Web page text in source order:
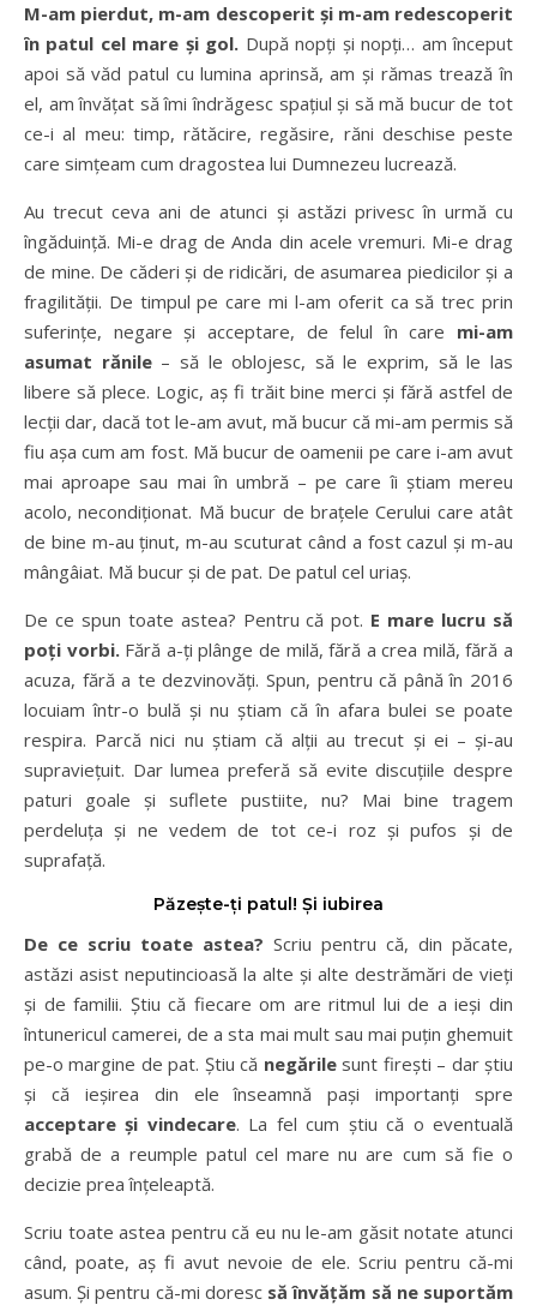
M-am pierdut, m-am descoperit și m-am redescoperit
în patul cel mare și gol. După nopți și nopți… am început
apoi să văd patul cu lumina aprinsă, am și rămas trează în
el, am învățat să îmi îndrăgesc spațiul și să mă bucur de tot
ce-i al meu: timp, rătăcire, regăsire, răni deschise peste
care simțeam cum dragostea lui Dumnezeu lucrează.
Au trecut ceva ani de atunci și astăzi privesc în urmă cu
îngăduință. Mi-e drag de Anda din acele vremuri. Mi-e drag
de mine. De căderi și de ridicări, de asumarea piedicilor și a
fragilității. De timpul pe care mi l-am oferit ca să trec prin
suferințe, negare și acceptare, de felul în care mi-am
asumat rănile– să le oblojesc, să le exprim, să le las
libere să plece. Logic, aș fi trăit bine merci și fără astfel de
lecții dar, dacă tot le-am avut, mă bucur că mi-am permis să
fiu așa cum am fost. Mă bucur de oamenii pe care i-am avut
mai aproape sau mai în umbră – pe care îi știam mereu
acolo, necondiționat. Mă bucur de brațele Cerului care atât
de bine m-au ținut, m-au scuturat când a fost cazul și m-au
mângâiat. Mă bucur și de pat. De patul cel uriaș.
De ce spun toate astea? Pentru că pot. E mare lucru să
poți vorbi.Fără a-ți plânge de milă, fără a crea milă, fără a
acuza, fără a te dezvinovăți. Spun, pentru că până în 2016
locuiam într-o bulă și nu știam că în afara bulei se poate
respira. Parcă nici nu știam că alții au trecut și ei – și-au
supraviețuit. Dar lumea preferă să evite discuțiile despre
paturi goale și suflete pustiite, nu? Mai bine tragem
perdeluța și ne vedem de tot ce-i roz și pufos și de
suprafață.
Păzește-ți patul! Și iubirea
De ce scriu toate astea? Scriu pentru că, din păcate,
astăzi asist neputincioasă la alte și alte destrămări de vieți
și de familii. Știu că fiecare om are ritmul lui de a ieși din
întunericul camerei, de a sta mai mult sau mai puțin ghemuit
pe-o margine de pat. Știu că negările sunt firești – dar știu
și că ieșirea din ele înseamnă pași importanți spre
acceptare și vindecare. La fel cum știu că o eventuală
grabă de a reumple patul cel mare nu are cum să fie o
decizie prea înțeleaptă.
Scriu toate astea pentru că eu nu le-am găsit notate atunci
când, poate, aș fi avut nevoie de ele. Scriu pentru că-mi
asum. Și pentru că-mi doresc să învățăm să ne suportăm